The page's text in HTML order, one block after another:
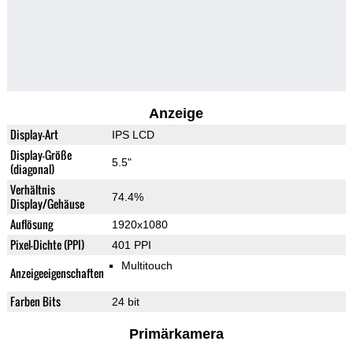
Anzeige
Display-Art IPS LCD
Display-Größe
(diagonal)
5.5"
Verhältnis
Display/Gehäuse
74.4%
Auflösung 1920x1080
Pixel-Dichte (PPI) 401 PPI
Anzeigeeigenschaften Multitouch
Farben Bits 24 bit
Primärkamera